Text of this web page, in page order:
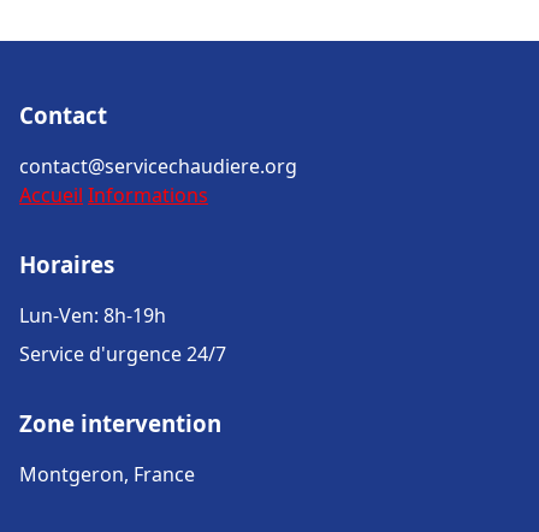
Contact
contact@servicechaudiere.org
Accueil Informations
Horaires
Lun-Ven: 8h-19h
Service d'urgence 24/7
Zone intervention
Montgeron, France